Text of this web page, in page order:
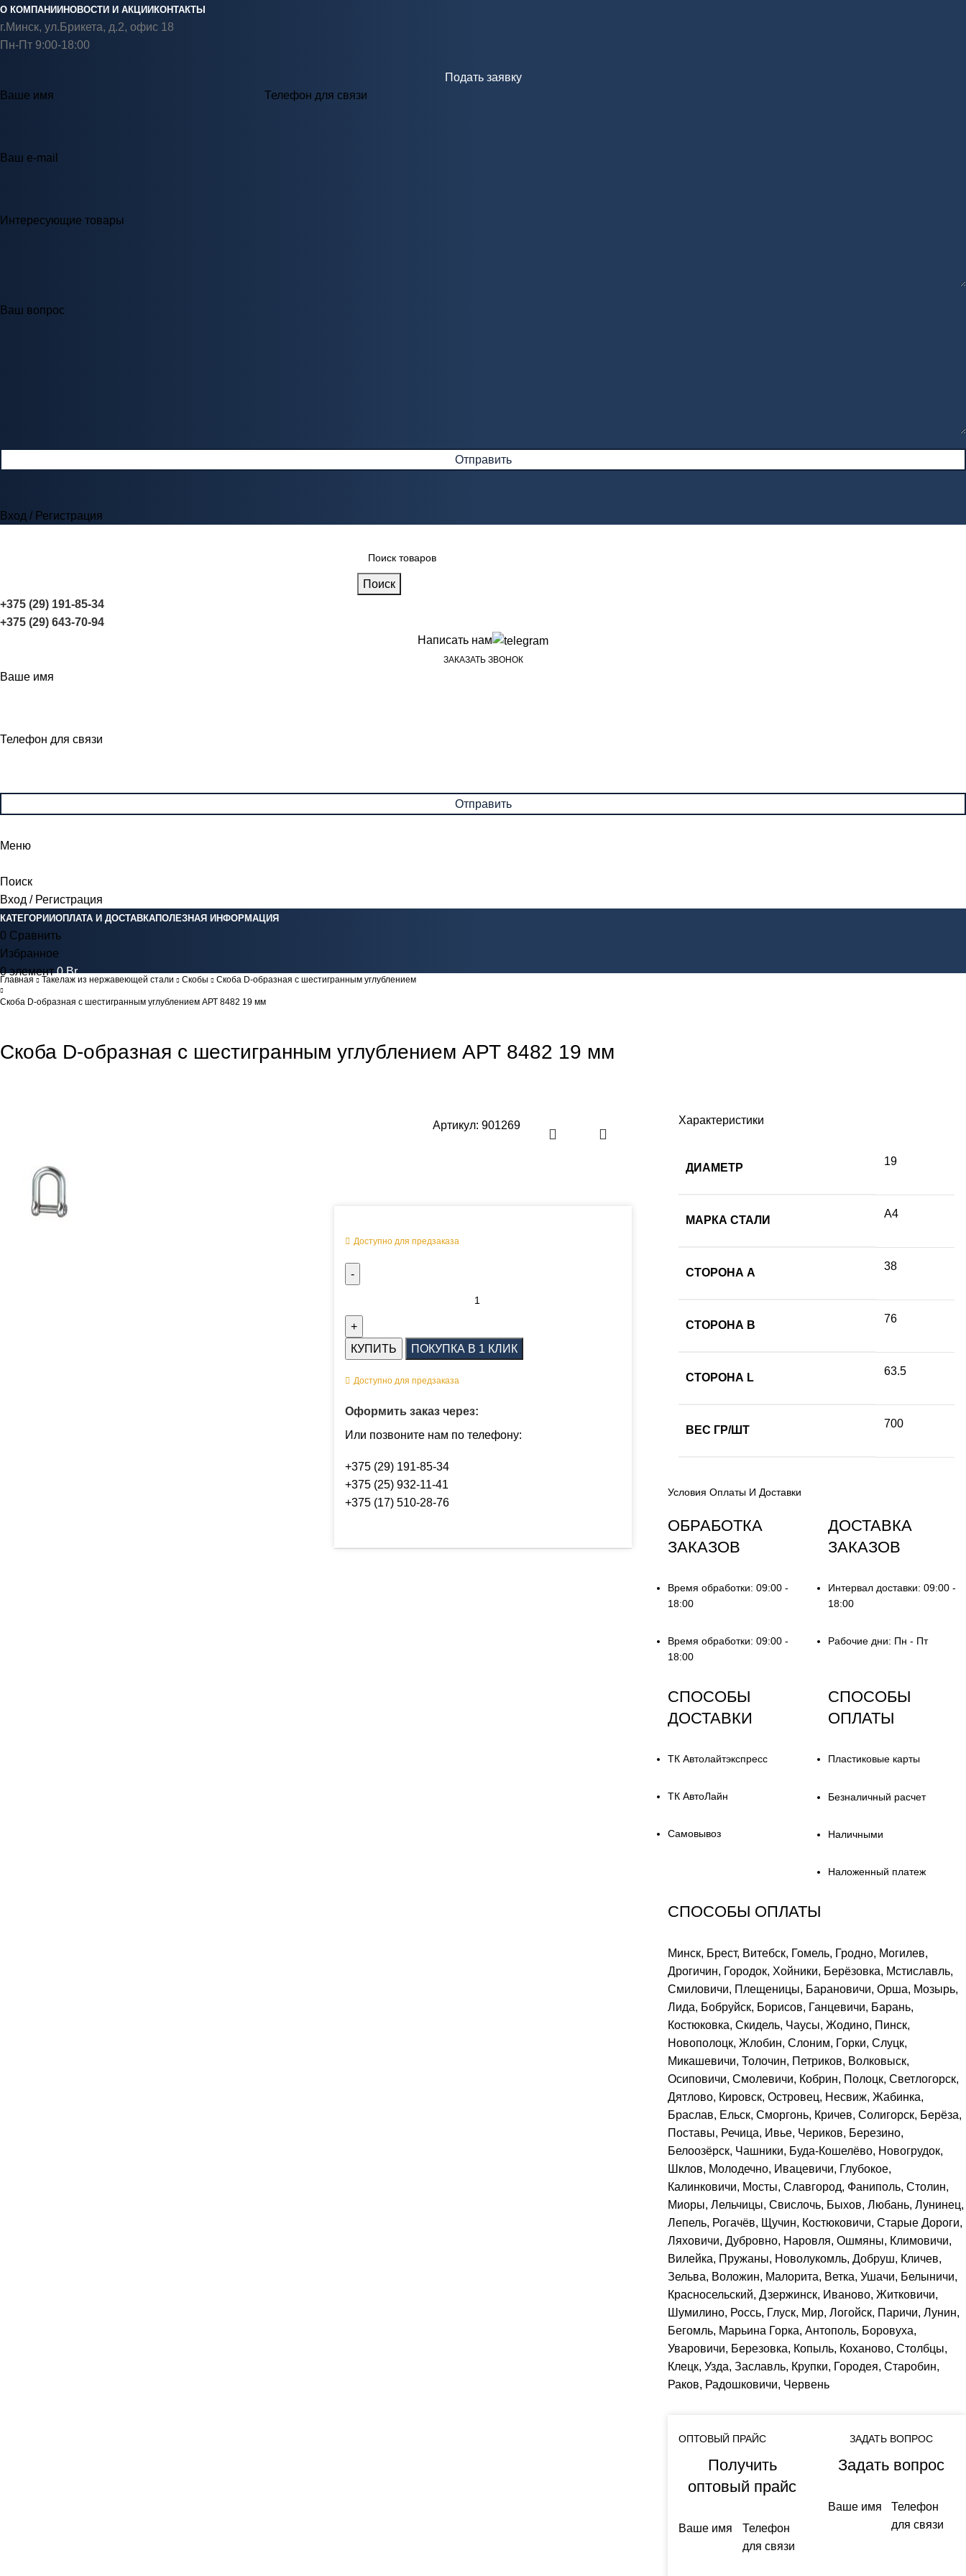
О КОМПАНИИ НОВОСТИ И АКЦИИ КОНТАКТЫ
г.Минск, ул.Брикета, д.2, офис 18
Пн-Пт 9:00-18:00
Подать заявку
Ваше имя
Телефон для связи
Ваш e-mail
Интересующие товары
Ваш вопрос
Вход / Регистрация
Поиск
+375 (29) 191-85-34
+375 (29) 643-70-94
Написать нам
ЗАКАЗАТЬ ЗВОНОК
Ваше имя
Телефон для связи
Меню
Поиск
Вход / Регистрация
КАТЕГОРИИОПЛАТА И ДОСТАВКАПОЛЕЗНАЯ ИНФОРМАЦИЯ
0 Сравнить
Избранное
0элемент 0Br
Главная Такелаж из нержавеющей стали Скобы Скоба D-образная с шестигранным углублением
Скоба D-образная с шестигранным углублением АРТ 8482 19 мм
Скоба D-образная с шестигранным углублением АРТ 8482 19 мм
Артикул:901269
Доступно для предзаказа
КУПИТЬ ПОКУПКА В 1 КЛИК
Доступно для предзаказа
Оформить заказ через:
Или позвоните нам по телефону:
+375 (29) 191-85-34
+375 (25) 932-11-41
+375 (17) 510-28-76
Характеристики
ДИАМЕТР
19
МАРКА СТАЛИ
А4
СТОРОНА А
38
СТОРОНА B
76
СТОРОНА L
63.5
ВЕС ГР/ШТ
700
Условия Оплаты И Доставки
ОБРАБОТКА
ЗАКАЗОВ
Время обработки: 09:00 -
18:00
Время обработки: 09:00 -
18:00
ДОСТАВКА
ЗАКАЗОВ
Интервал доставки: 09:00 -
18:00
Рабочие дни: Пн - Пт
СПОСОБЫ
ДОСТАВКИ
ТК Автолайтэкспресс
ТК АвтоЛайн
Самовывоз
СПОСОБЫ
ОПЛАТЫ
Пластиковые карты
Безналичный расчет
Наличными
Наложенный платеж
СПОСОБЫ ОПЛАТЫ
Минск, Брест, Витебск, Гомель, Гродно, Могилев,
Дрогичин, Городок, Хойники, Берёзовка, Мстиславль,
Смиловичи, Плещеницы, Барановичи, Орша, Мозырь,
Лида, Бобруйск, Борисов, Ганцевичи, Барань,
Костюковка, Скидель, Чаусы, Жодино, Пинск,
Новополоцк, Жлобин, Слоним, Горки, Слуцк,
Микашевичи, Толочин, Петриков, Волковыск,
Осиповичи, Смолевичи, Кобрин, Полоцк, Светлогорск,
Дятлово, Кировск, Островец, Несвиж, Жабинка,
Браслав, Ельск, Сморгонь, Кричев, Солигорск, Берёза,
Поставы, Речица, Ивье, Чериков, Березино,
Белоозёрск, Чашники, Буда-Кошелёво, Новогрудок,
Шклов, Молодечно, Ивацевичи, Глубокое,
Калинковичи, Мосты, Славгород, Фаниполь, Столин,
Миоры, Лельчицы, Свислочь, Быхов, Любань, Лунинец,
Лепель, Рогачёв, Щучин, Костюковичи, Старые Дороги,
Ляховичи, Дубровно, Наровля, Ошмяны, Климовичи,
Вилейка, Пружаны, Новолукомль, Добруш, Кличев,
Зельва, Воложин, Малорита, Ветка, Ушачи, Белыничи,
Красносельский, Дзержинск, Иваново, Житковичи,
Шумилино, Россь, Глуск, Мир, Логойск, Паричи, Лунин,
Бегомль, Марьина Горка, Антополь, Боровуха,
Уваровичи, Березовка, Копыль, Коханово, Столбцы,
Клецк, Узда, Заславль, Крупки, Городея, Старобин,
Раков, Радошковичи, Червень
ОПТОВЫЙ ПРАЙС
Получить
оптовый прайс
Ваше имя
Телефон
для связи
ЗАДАТЬ ВОПРОС
Задать вопрос
Ваше имя
Телефон
для связи